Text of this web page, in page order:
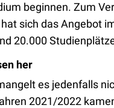
beginnen. Zum
sich das Angebot
20.000
her
es jedenfalls
2021/2022